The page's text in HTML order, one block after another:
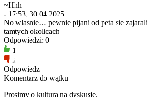
~Hhh
- 17:53, 30.04.2025
No wlasnie… pewnie pijani od peta sie
tamtych okolicach
Odpowiedzi: 0
1
2
Odpowiedz
Komentarz do wątku
Prosimy o kulturalną dyskusję.